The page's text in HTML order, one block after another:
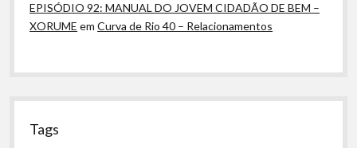
EPISÓDIO 92: MANUAL DO JOVEM CIDADÃO DE BEM –
XORUME emCurva de Rio 40 – Relacionamentos
Tags